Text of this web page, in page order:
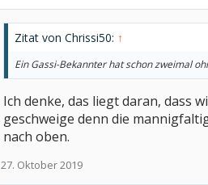
Zitat von Chrissi50: ↑
Ein Gassi-Bekannter hat schon zweimal
Ich denke, das liegt daran, dass
geschweige denn die
nach oben.
27. Oktober 2019